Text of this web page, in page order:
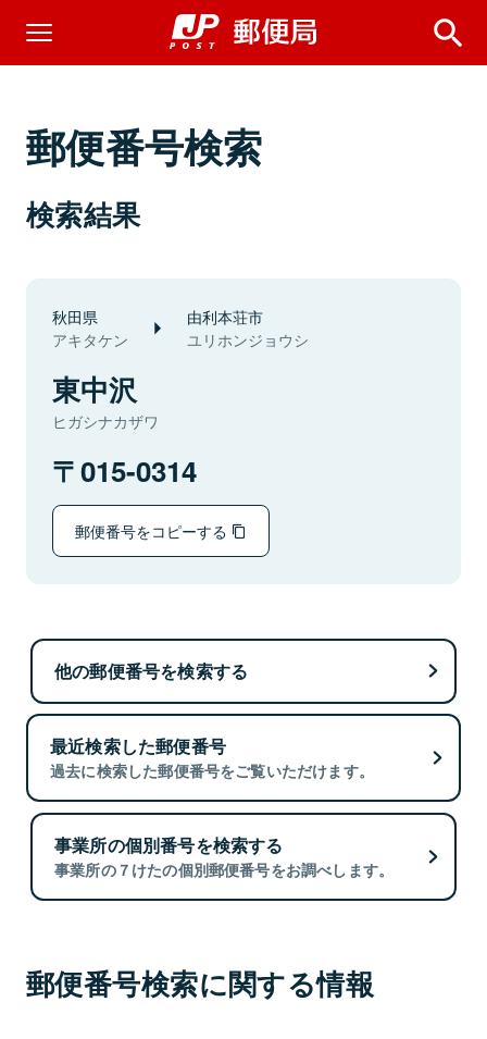
郵便番号検索
検索結果
秋田県
アキタケン
由利本荘市
ユリホンジョウシ
東中沢
ヒガシナカザワ
015-0314
郵便番号をコピーする
他の郵便番号を検索する
最近検索した郵便番号
過去に検索した郵便番号をご覧いただけます。
事業所の個別番号を検索する
事業所の７けたの個別郵便番号をお調べします。
郵便番号検索に関する情報